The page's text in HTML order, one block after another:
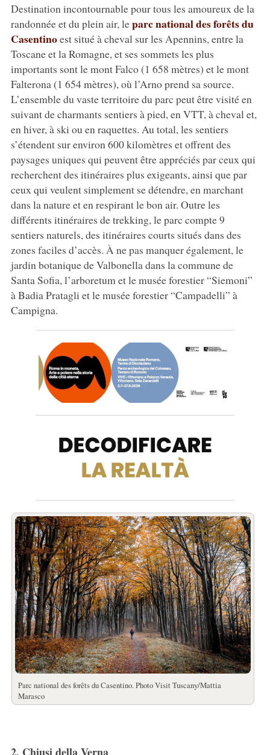
Destination incontournable pour tous les amoureux de la
randonnée et du plein air, leparc national des forêts du
Casentinoest situé à cheval sur les Apennins, entre la
Toscane et la Romagne, et ses sommets les plus
importants sont le mont Falco (1 658 mètres) et le mont
Falterona (1 654 mètres), où l’Arno prend sa source.
L’ensemble du vaste territoire du parc peut être visité en
suivant de charmants sentiers à pied, en VTT, à cheval et,
en hiver, à ski ou en raquettes. Au total, les sentiers
s’étendent sur environ 600 kilomètres et offrent des
paysages uniques qui peuvent être appréciés par ceux qui
recherchent des itinéraires plus exigeants, ainsi que par
ceux qui veulent simplement se détendre, en marchant
dans la nature et en respirant le bon air. Outre les
différents itinéraires de trekking, le parc compte 9
sentiers naturels, des itinéraires courts situés dans des
zones faciles d’accès. À ne pas manquer également, le
jardin botanique de Valbonella dans la commune de
Santa Sofia, l’arboretum et le musée forestier “Siemoni”
à Badia Pratagli et le musée forestier “Campadelli” à
Campigna.
Parc national des forêts du Casentino. Photo Visit Tuscany/Mattia
Marasco
2. Chiusi della Verna